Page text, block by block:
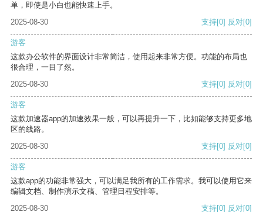
单，即使是小白也能快速上手。
2025-08-30
支持[0] 反对[0]
游客
这款办公软件的界面设计非常简洁，使用起来非常方便。功能的布局也
很合理，一目了然。
2025-08-30
支持[0] 反对[0]
游客
这款加速器app的加速效果一般，可以再提升一下，比如能够支持更多地
区的线路。
2025-08-30
支持[0] 反对[0]
游客
这款app的功能非常强大，可以满足我所有的工作需求。我可以使用它来
编辑文档、制作演示文稿、管理日程安排等。
2025-08-30
支持[0] 反对[0]